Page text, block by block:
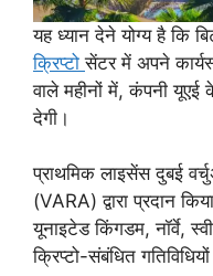
यह ध्यान देने योग्य है कि
क्रिप्टोसेंटर में अपने
वाले महीनों में, कंपनी
देगी।
प्राथमिक लाइसेंस दुबई
(VARA) द्वारा प्रदान
यूनाइटेड किंगडम, नॉर्वे,
क्रिप्टो-संबंधित